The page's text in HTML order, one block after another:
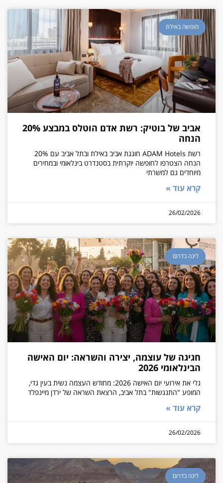
חופשה באילת
אביב של בוטיק: רשת אדם הוטלס במבצע 20%
הנחה
רשת ADAM Hotels חוגגת אביב באילת ובתל אביב עם 20%
הנחה הצטרפו לחופשה יוקרתית בסטנדרט בינלאומי ובמחירים
מיוחדים גם למשרתי
קרא עוד »
26/02/2026
לינה בדרום
חגיגה של עוצמה, יצירה והשראה: יום האישה
הבינלאומי 2026
גלי את אירועי יום האישה 2026: מחודש העצמה נשית בעין גדי,
המופע "התנגשות" בתל אביב, הרצאת השראה של ירדן מיינפלד
קרא עוד »
26/02/2026
לינה בדרום